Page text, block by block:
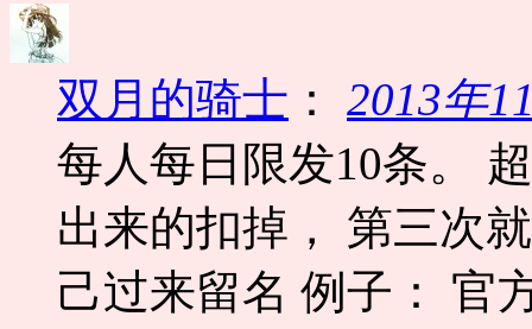
双月的骑士 ： 2013年
每人每日限发10条。
出来的扣掉， 第三次
己过来留名 例子： 官